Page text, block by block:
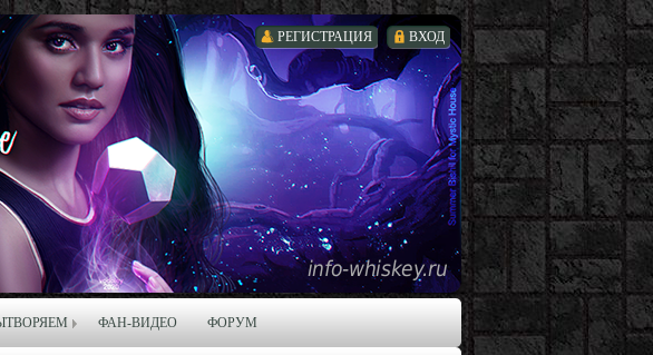
ВХОД
РЕГИСТРАЦИЯ
ФАН-ВИДЕО ФОРУМ